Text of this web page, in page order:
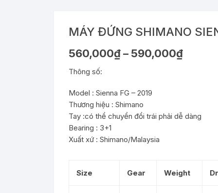
MÁY ĐỨNG SHIMANO
560,000₫– 590,000₫Khoảng
Thông số:
Model : Sienna FG – 2019
Thương hiệu : Shimano
Tay :có thể chuyển đổi trái phải dễ dàng
Bearing : 3+1
Xuất xứ : Shimano/Malaysia
Size Gear Weight